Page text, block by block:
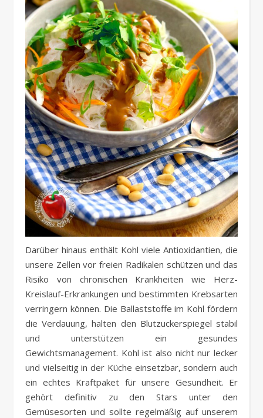
Darüber hinaus enthält Kohl viele Antioxidantien, die
unsere Zellen vor freien Radikalen schützen und das
Risiko von chronischen Krankheiten wie Herz-
Kreislauf-Erkrankungen und bestimmten Krebsarten
verringern können. Die Ballaststoffe im Kohl fördern
die Verdauung, halten den Blutzuckerspiegel stabil
und unterstützen ein gesundes
Gewichtsmanagement. Kohl ist also nicht nur lecker
und vielseitig in der Küche einsetzbar, sondern auch
ein echtes Kraftpaket für unsere Gesundheit. Er
gehört definitiv zu den Stars unter den
Gemüsesorten und sollte regelmäßig auf unserem